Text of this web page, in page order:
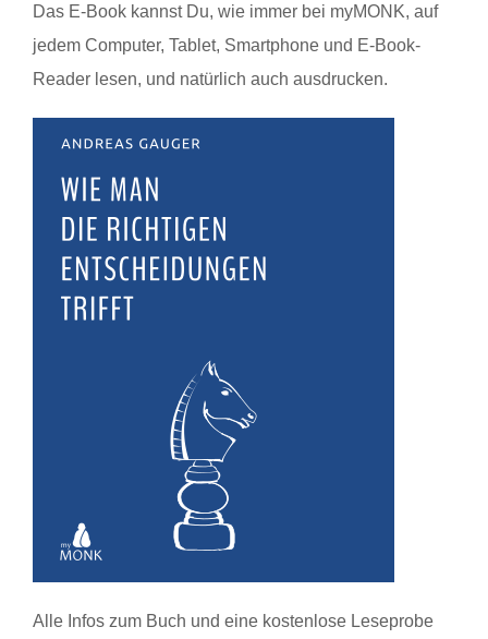
Das E-Book kannst Du, wie immer bei myMONK, auf
jedem Computer, Tablet, Smartphone und E-Book-
Reader lesen, und natürlich auch ausdrucken.
Alle Infos zum Buch und eine kostenlose Leseprobe